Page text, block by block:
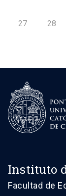
27 28
Instituto
Facultad de